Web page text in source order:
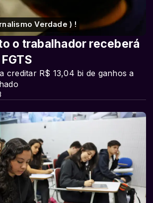
Verdade ) !
o trabalhador receberá
creditar R$ 13,04 bi de ganhos a